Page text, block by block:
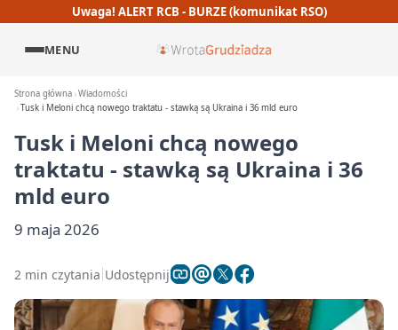
Uwaga! ALERT RCB - BURZE (komunikat RSO)
MENU
Strona główna Wiadomości
Tusk i Meloni chcą nowego traktatu - stawką są Ukraina i 36 mld euro
Tusk i Meloni chcą nowego
traktatu - stawką są Ukraina i 36
mld euro
9 maja 2026
2 min czytania Udostępnij